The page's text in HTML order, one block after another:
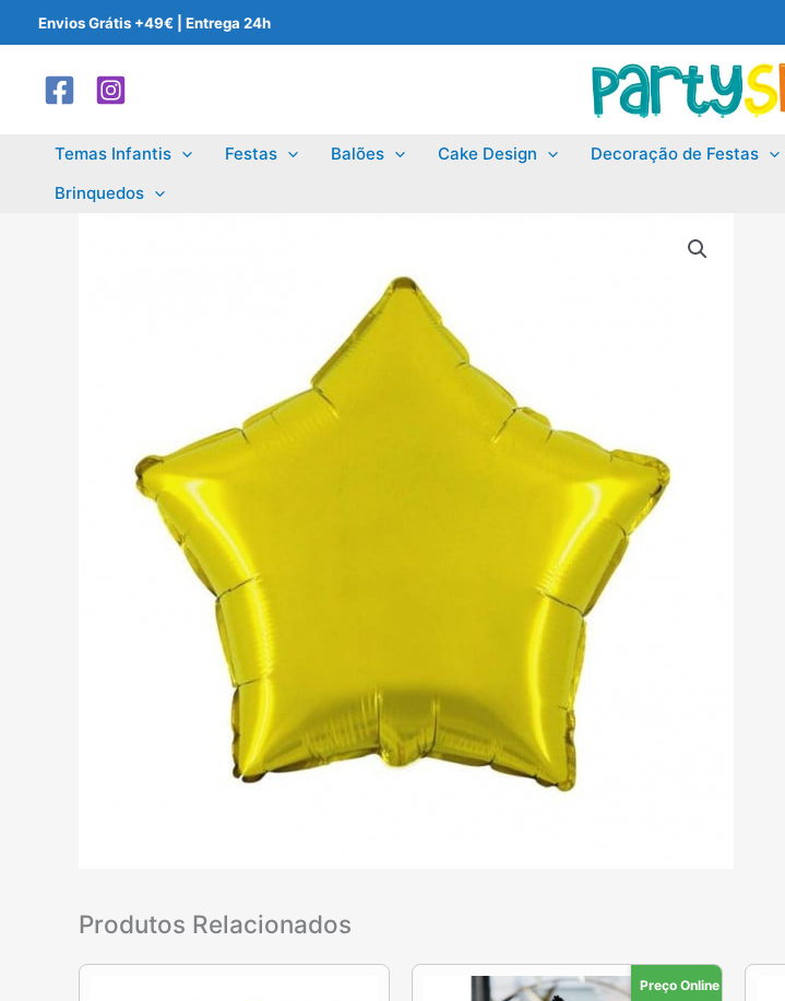
to
content
Envios Grátis +49€ | Entrega 24h
Temas Infantis Festas Balões Cake Design Decoração de Festas
Brinquedos
Produtos Relacionados
Preço Online